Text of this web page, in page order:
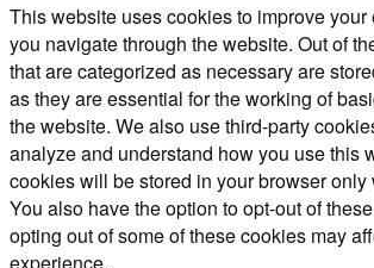
This website uses cookies to improve
you navigate through the website. Out of
that are categorized as necessary are
as they are essential for the working of
the website. We also use third-party
analyze and understand how you use this
cookies will be stored in your browser only
You also have the option to opt-out of
opting out of some of these cookies may